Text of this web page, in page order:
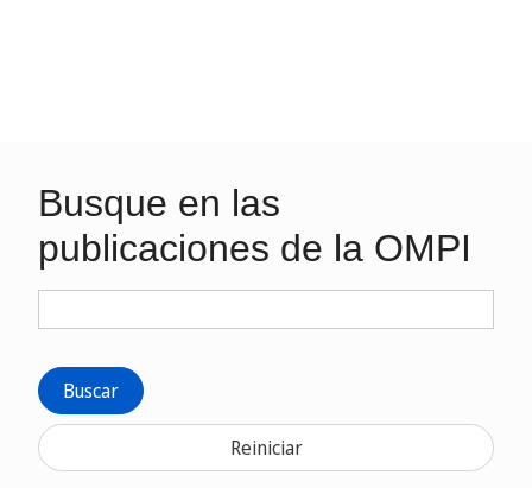
Busque en las
publicaciones de la OMPI
Buscar
Reiniciar